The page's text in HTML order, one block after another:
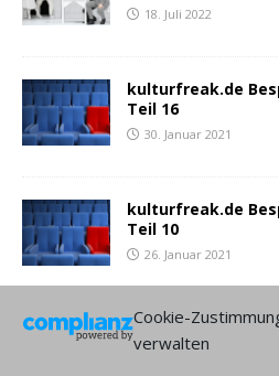
Cookie-
verwalten
18. Juli 2022
kulturfreak.de
Teil 16
30. Januar 2021
kulturfreak.de
Teil 10
26. Januar 2021
NEUESTE BEITRÄGE: